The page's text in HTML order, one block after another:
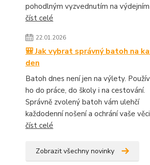
pohodlným vyzvednutím na výdejním
číst celé
22.01.2026
🎒 Jak vybrat správný batoh na
den
Batoh dnes není jen na výlety.
ho do práce, do školy i na cestování.
Správně zvolený batoh vám ulehčí
každodenní nošení a ochrání vaše
číst celé
Zobrazit všechny novinky